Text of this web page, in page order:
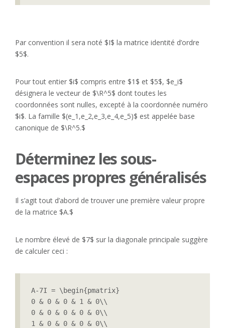
Par convention il sera noté $I$ la matrice identité d’ordre
$5$.
Pour tout entier $i$ compris entre $1$ et $5$, $e_i$
désignera le vecteur de $\R^5$ dont toutes les
coordonnées sont nulles, excepté à la coordonnée numéro
$i$. La famille $(e_1,e_2,e_3,e_4,e_5)$ est appelée base
canonique de $\R^5.$
Déterminez les sous-
espaces propres généralisés
Il s’agit tout d’abord de trouver une première valeur propre
de la matrice $A.$
Le nombre élevé de $7$ sur la diagonale principale suggère
de calculer ceci :
A-7I = \begin{pmatrix}
0 & 0 & 0 & 1 & 0\\
0 & 0 & 0 & 0 & 0\\
1 & 0 & 0 & 0 & 0\\